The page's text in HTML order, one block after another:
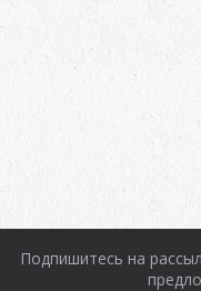
Подпишитесь на